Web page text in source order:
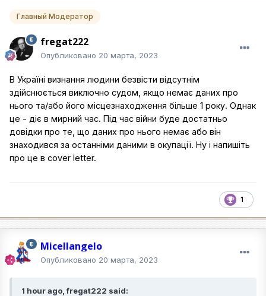
Главный Модератор
fregat222
Опубликовано 20 марта, 2023
В Україні визнання людини безвісти відсутнім
здійснюється виключно судом, якщо немає даних про
нього та/або його місцезнаходження більше 1 року. Однак
це - діє в мирний час. Під час війни буде достатньо
довідки про те, що даних про нього немає або він
знаходився за останніми даними в окупації. Ну і напишіть
про це в cover letter.
1
Micellangelo
Опубликовано 20 марта, 2023
1 hour ago, fregat222 said: